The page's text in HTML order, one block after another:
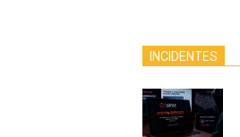
INCIDENTES